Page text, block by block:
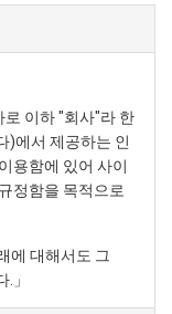
이하 "회사"라 한
)에서 제공하는 인
용함에 있어 사이
정함을 목적으로
에 대해서도 그
」